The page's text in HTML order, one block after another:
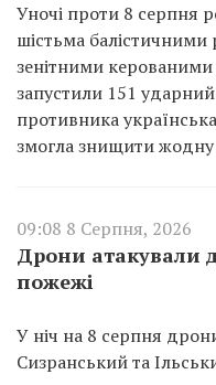
Уночі проти 8 серпня
шістьма
зенітними
запустили 151
противника
змогла знищити жодну
09:08 8 Серпня, 2026
Дрони атакували
пожежі
У ніч на 8 серпня
Сизранський та